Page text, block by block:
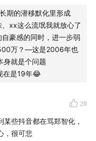
with language
structural
做好，为何网友评价
机舱的事情很常见
期的潜移默化里形成
xx这么流氓我就放心了
豪感的同时，进一步弱
万？—这是2006年也
身就是个问题
在是19年😂
20
些抖音都在骂郑智化，
，很可悲